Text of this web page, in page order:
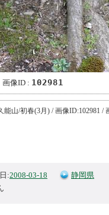
画像ID : 102981
山/初春(3月) / 画像ID:102981 /
:2008-03-18
静岡県